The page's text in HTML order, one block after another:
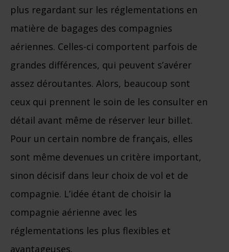
plus regardant sur les réglementations en
matière de bagages des compagnies
aériennes. Celles-ci comportent parfois de
grandes différences, qui peuvent s’avérer
assez déroutantes. Alors, beaucoup sont
ceux qui prennent le soin de les consulter en
détail avant même de réserver leur billet.
Pour un certain nombre de français, elles
sont même devenues un critère important,
sinon décisif dans leur choix de vol et de
compagnie. L’idée étant de choisir la
compagnie aérienne avec les
réglementations les plus flexibles et
avantageuses.